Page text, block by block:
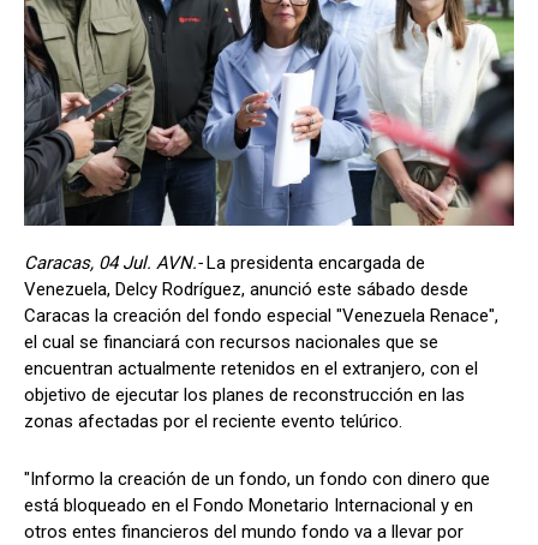
Caracas, 04 Jul. AVN.-La presidenta encargada de
Venezuela, Delcy Rodríguez, anunció este sábado desde
Caracas la creación del fondo especial "Venezuela Renace",
el cual se financiará con recursos nacionales que se
encuentran actualmente retenidos en el extranjero, con el
objetivo de ejecutar los planes de reconstrucción en las
zonas afectadas por el reciente evento telúrico.
"Informo la creación de un fondo, un fondo con dinero que
está bloqueado en el Fondo Monetario Internacional y en
otros entes financieros del mundo fondo va a llevar por